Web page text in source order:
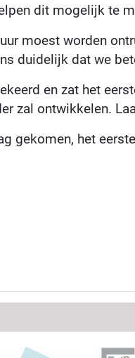
dit mogelijk te
moest worden
duidelijk dat we
en zat het
zal ontwikkelen.
gekomen, het